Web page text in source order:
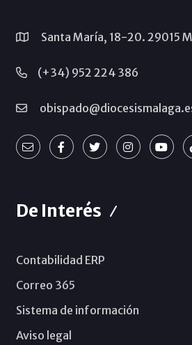
Santa María, 18-20. 29015
(+34) 952 224 386
De Interés
Contabilidad ERP
Correo 365
Sistema de información
Aviso legal